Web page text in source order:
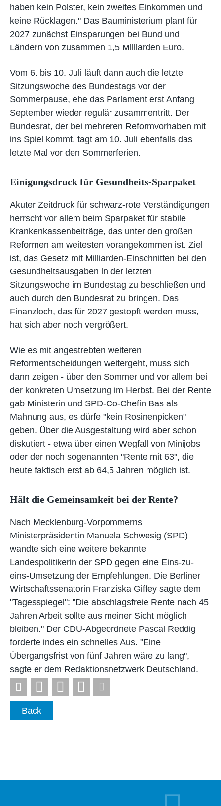
haben kein Polster, kein zweites Einkommen und
keine Rücklagen." Das Bauministerium plant für
2027 zunächst Einsparungen bei Bund und
Ländern von zusammen 1,5 Milliarden Euro.
Vom 6. bis 10. Juli läuft dann auch die letzte
Sitzungswoche des Bundestags vor der
Sommerpause, ehe das Parlament erst Anfang
September wieder regulär zusammentritt. Der
Bundesrat, der bei mehreren Reformvorhaben mit
ins Spiel kommt, tagt am 10. Juli ebenfalls das
letzte Mal vor den Sommerferien.
Einigungsdruck für Gesundheits-Sparpaket
Akuter Zeitdruck für schwarz-rote Verständigungen
herrscht vor allem beim Sparpaket für stabile
Krankenkassenbeiträge, das unter den großen
Reformen am weitesten vorangekommen ist. Ziel
ist, das Gesetz mit Milliarden-Einschnitten bei den
Gesundheitsausgaben in der letzten
Sitzungswoche im Bundestag zu beschließen und
auch durch den Bundesrat zu bringen. Das
Finanzloch, das für 2027 gestopft werden muss,
hat sich aber noch vergrößert.
Wie es mit angestrebten weiteren
Reformentscheidungen weitergeht, muss sich
dann zeigen - über den Sommer und vor allem bei
der konkreten Umsetzung im Herbst. Bei der Rente
gab Ministerin und SPD-Co-Chefin Bas als
Mahnung aus, es dürfe "kein Rosinenpicken"
geben. Über die Ausgestaltung wird aber schon
diskutiert - etwa über einen Wegfall von Minijobs
oder der noch sogenannten "Rente mit 63", die
heute faktisch erst ab 64,5 Jahren möglich ist.
Hält die Gemeinsamkeit bei der Rente?
Nach Mecklenburg-Vorpommerns
Ministerpräsidentin Manuela Schwesig (SPD)
wandte sich eine weitere bekannte
Landespolitikerin der SPD gegen eine Eins-zu-
eins-Umsetzung der Empfehlungen. Die Berliner
Wirtschaftssenatorin Franziska Giffey sagte dem
"Tagesspiegel": "Die abschlagsfreie Rente nach 45
Jahren Arbeit sollte aus meiner Sicht möglich
bleiben." Der CDU-Abgeordnete Pascal Reddig
forderte indes ein schnelles Aus. "Eine
Übergangsfrist von fünf Jahren wäre zu lang",
sagte er dem Redaktionsnetzwerk Deutschland.
Back